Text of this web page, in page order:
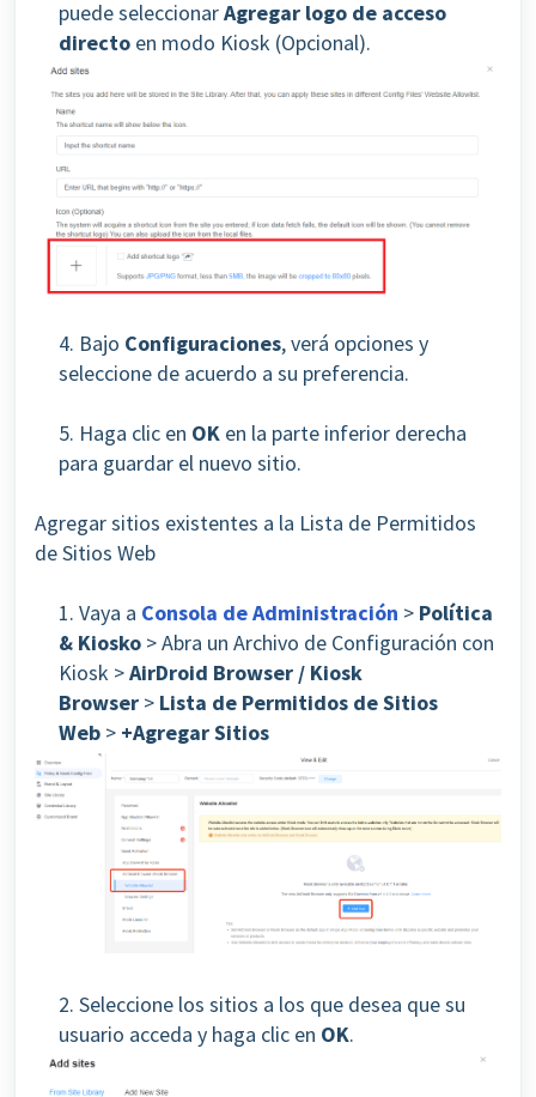
puede seleccionarAgregar logo de acceso
directo en modo Kiosk (Opcional).
4. Bajo Configuraciones, verá opciones y
seleccione de acuerdo a su preferencia.
5. Haga clic en OK en la parte inferior derecha
para guardar el nuevo sitio.
Agregar sitios existentes a la Lista de Permitidos
de Sitios Web
1. Vaya a Consola de Administración > Política
& Kiosko > Abra un Archivo de Configuración con
Kiosk >AirDroid Browser / Kiosk
Browser > Lista de Permitidos de Sitios
Web > +Agregar Sitios
2. Seleccione los sitios a los que desea que su
usuario acceda y haga clic en OK.